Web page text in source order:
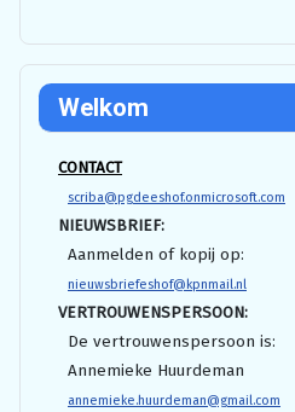
Welkom
CONTACT
scriba@pgdeeshof.onmicrosoft.com
NIEUWSBRIEF:
Aanmelden of kopij op:
nieuwsbriefeshof@kpnmail.nl
VERTROUWENSPERSOON:
De vertrouwenspersoon is:
Annemieke Huurdeman
annemieke.huurdeman@gmail.com